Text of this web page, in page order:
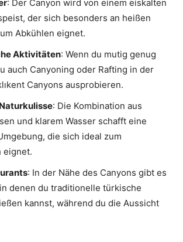
: Der Canyon wird von einem eiskalten
der sich besonders an heißen
Abkühlen eignet.
Aktivitäten: Wenn du mutig genug
auch Canyoning oder Rafting in der
Canyons ausprobieren.
: Die Kombination aus
und klarem Wasser schafft eine
die sich ideal zum
eignet.
: In der Nähe des Canyons gibt es
denen du traditionelle türkische
kannst, während du die Aussicht